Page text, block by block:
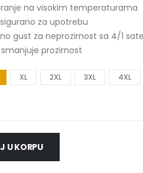
na visokim temperaturama
za upotrebu
gust za neprozirnost sa 4/1
prozirnost
XL 2XL 3XL 4XL
U KORPU